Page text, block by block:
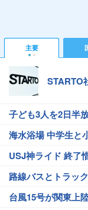
主要
STARTO
子ども3人を2日半
海水浴場 中学生と
USJ神ライド 終了
路線バスとトラッ
台風15号が関東上